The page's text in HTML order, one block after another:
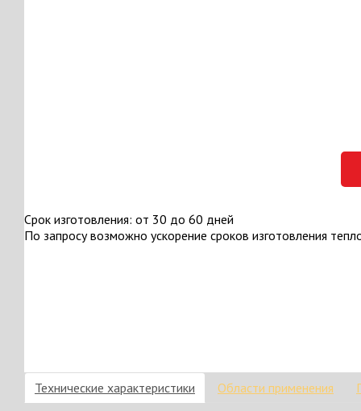
Срок изготовления: от 30 до 60 дней
По запросу возможно ускорение сроков изготовления
Технические характеристики Области применения